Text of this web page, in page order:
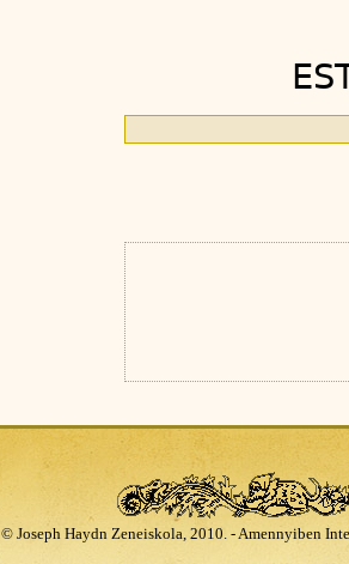
© Joseph Haydn Zeneiskola, 2010. - Amennyiben